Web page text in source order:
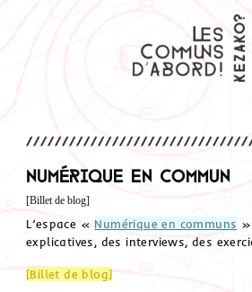
Numérique en commun
[Billet de blog]
L’espace « Numérique en communs »
explicatives, des interviews, des
[Billet de blog]